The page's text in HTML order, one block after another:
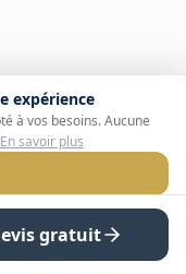
expérience
à vos besoins. Aucune
En savoir plus
gratuit